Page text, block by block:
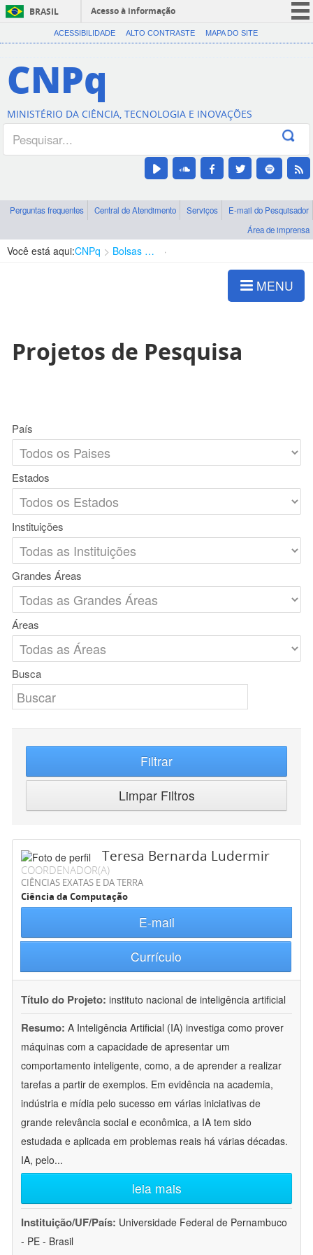
BRASIL
Acesso à informação
CORONAVÍRUS (COVID-19)
Canais
ACESSIBILIDADE ALTO CONTRASTE MAPA DO SITE
CNPq
MINISTÉRIO DA CIÊNCIA, TECNOLOGIA E INOVAÇÕES
Perguntas frequentes Central de Atendimento Serviços
E-mail do Pesquisador
Área de imprensa
Você está aqui:CNPq Bolsas e Auxílios Vigentes
MENU
Projetos de Pesquisa
País
Estados
Instituições
Grandes Áreas
Áreas
Busca
Filtrar
Limpar Filtros
Teresa Bernarda Ludermir
COORDENADOR(A)
CIÊNCIAS EXATAS E DA TERRA
Ciência da Computação
E-mail
Currículo
Título do Projeto: instituto nacional de inteligência artificial
Resumo: A Inteligência Artificial (IA) investiga como prover
máquinas com a capacidade de apresentar um
comportamento inteligente, como, a de aprender a realizar
tarefas a partir de exemplos. Em evidência na academia,
indústria e mídia pelo sucesso em várias iniciativas de
grande relevância social e econômica, a IA tem sido
estudada e aplicada em problemas reais há várias décadas.
IA, pelo...
leia mais
Instituição/UF/País: Universidade Federal de Pernambuco
- PE - Brasil